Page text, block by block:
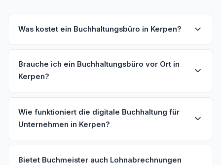
Was kostet ein Buchhaltungsbüro in Kerpen?
Brauche ich ein Buchhaltungsbüro vor Ort in
Kerpen?
Wie funktioniert die digitale Buchhaltung für
Unternehmen in Kerpen?
Bietet Buchmeister auch Lohnabrechnungen